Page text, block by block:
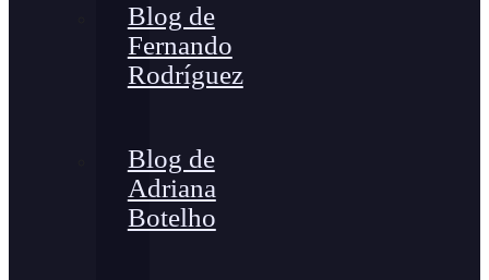
Blog de
Fernando
Rodríguez
Blog de
Adriana
Botelho